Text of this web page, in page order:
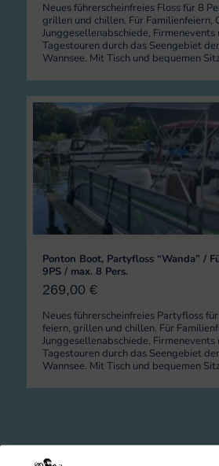
Neues führerscheinfreies Floss für 8
grillen und chillen. Für Familienfeiern,
Junggesellenabschiede, Firmenevents
Tagestouren durch das Seengebiet
Wannsee. Mit Tisch und bequemen
Ponton Boot, Partyfloss “Wanda” /
9PS / max. 8 Pers.
269,00 €
Neues führerscheinfreies Partyfloss
feiern, grillen und chillen. Für
Junggesellenabschiede, Firmenevents
Tagestouren durch das Seengebiet
Wannsee. Mit Tisch und bequemen